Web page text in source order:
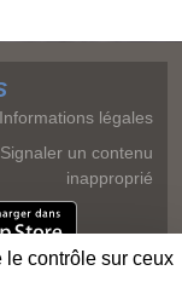
Informations légales
Signaler un contenu
inapproprié
contrôle sur ceux